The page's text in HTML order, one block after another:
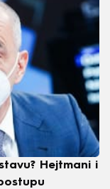
Hejtmani i